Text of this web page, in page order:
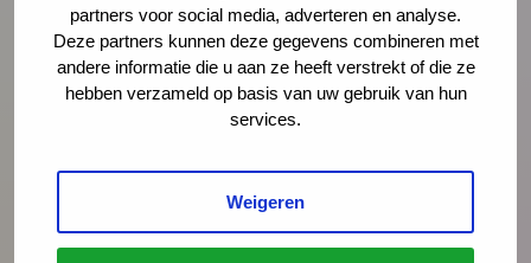
partners voor social media, adverteren en analyse.
Deze partners kunnen deze gegevens combineren met
andere informatie die u aan ze heeft verstrekt of die ze
hebben verzameld op basis van uw gebruik van hun
services.
Weigeren
Preventie
Onderzoek